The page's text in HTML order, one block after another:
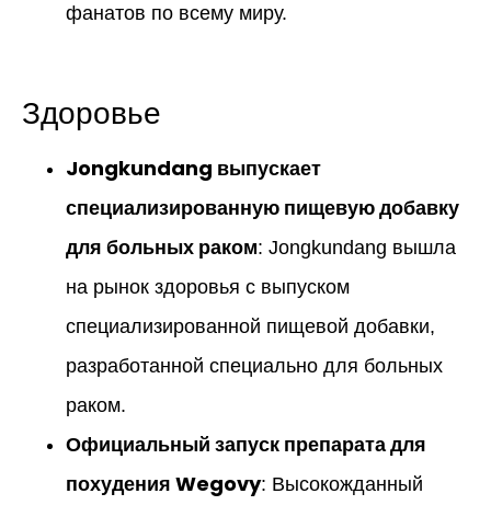
фанатов по всему миру.
Здоровье
Jongkundang выпускает
специализированную пищевую добавку
для больных раком: Jongkundang вышла
на рынок здоровья с выпуском
специализированной пищевой добавки,
разработанной специально для больных
раком.
Официальный запуск препарата для
похудения Wegovy: Высокожданный